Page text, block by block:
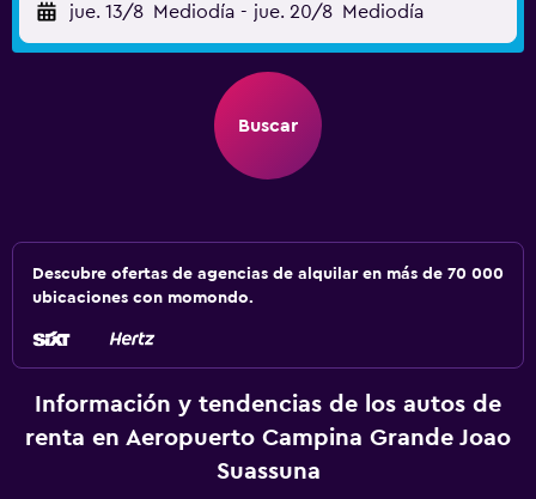
jue. 13/8 Mediodía - jue. 20/8 Mediodía
Buscar
Descubre ofertas de agencias de alquilar en más de 70 000
ubicaciones con momondo.
Información y tendencias de los autos de
renta en Aeropuerto Campina Grande Joao
Suassuna